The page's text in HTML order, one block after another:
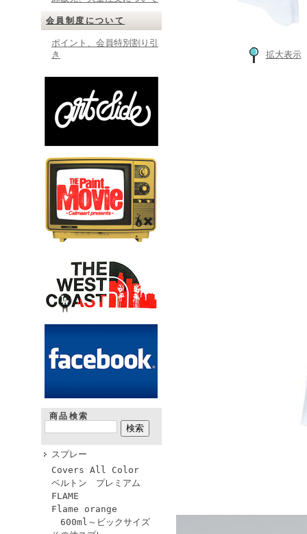
会員制度について
ポイント、会員特別割り引
き
商品検索
スプレー
Covers All Color
ベルトン プレミアム
FLAME
Flame orange
600ml～ビックサイズ
拡大表示